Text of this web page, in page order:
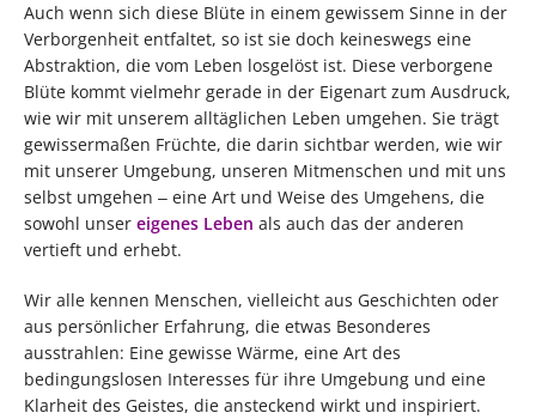
Auch wenn sich diese Blüte in einem gewissem Sinne in der
Verborgenheit entfaltet, so ist sie doch keineswegs eine
Abstraktion, die vom Leben losgelöst ist. Diese verborgene
Blüte kommt vielmehr gerade in der Eigenart zum Ausdruck,
wie wir mit unserem alltäglichen Leben umgehen. Sie trägt
gewissermaßen Früchte, die darin sichtbar werden, wie wir
mit unserer Umgebung, unseren Mitmenschen und mit uns
selbst umgehen ‒ eine Art und Weise des Umgehens, die
sowohl unser eigenes Leben als auch das der anderen
vertieft und erhebt.
Wir alle kennen Menschen, vielleicht aus Geschichten oder
aus persönlicher Erfahrung, die etwas Besonderes
ausstrahlen: Eine gewisse Wärme, eine Art des
bedingungslosen Interesses für ihre Umgebung und eine
Klarheit des Geistes, die ansteckend wirkt und inspiriert.